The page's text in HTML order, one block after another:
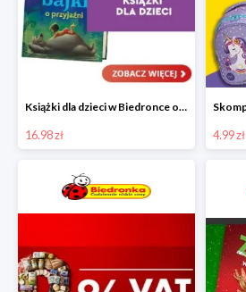
Książki dla dzieci w Biedronce od 16,99 zł
16.98 zł 4.99 zł